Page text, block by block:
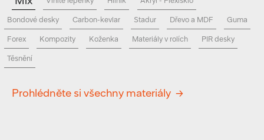
Bondové desky Carbon-kevlar Stadur Dřevo a MDF Guma
Forex Kompozity Koženka Materiály v rolích PIR desky
Těsnění
Prohlédněte si všechny materiály